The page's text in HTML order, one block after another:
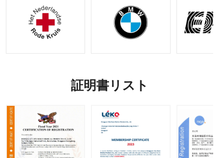
証明書リスト